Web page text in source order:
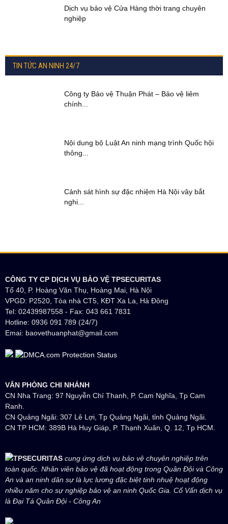
Dịch vụ bảo vệ Cửa Hàng thời trang chuyên
nghiệp
TIN TỨC AN NINH 24/7
Công ty Bảo vệ Thuận Phát – Bảo vệ liêm
chính...
Nội dung bộ Luật An ninh mạng trình Quốc hội
thông...
Cảnh sát hình sự đặc nhiệm Hà Nội vây bắt
nghi...
CÔNG TY CP DỊCH VỤ BẢO VỆ TPSECURITAS
Tổ 40, P. Hoàng Văn Thụ, Hoàng Mai, Hà Nội
VPGD: P2520, Tòa nhà CT5, KĐT Xa La, Hà Đông
Tel: 02439987558 - Fax: 043 661 7831
Hotline: 0936 091 789 (24/7)
Emai: baovethuanphat@gmail.com
VĂN PHÒNG CHI NHÁNH
CN Nha Trang: 97 Nguyễn Chí Thanh, P. Cam Nghĩa, Tp Cam
Ranh.
CN Quảng Ngãi: 307 Lê Lợi, Tp Quảng Ngãi, tỉnh Quảng Ngãi.
CN TP HCM: 389B Hà Huy Giáp, P. Thạnh Xuân, Q. 12, Tp HCM.
TPSECURITAS cung ứng dịch vụ bảo vệ chuyên nghiệp trên
toàn quốc. Nhân viên bảo vệ đã hoạt động trong Quân Đội và Công
An và an ninh dân sự là lực lương đặc biệt tinh nhuệ hoạt động
nhiều năm cho sự nghiệp bảo vệ an ninh Quốc Gia. Cố Vấn dịch vụ
là Đại Tá Quân Đội - Công An